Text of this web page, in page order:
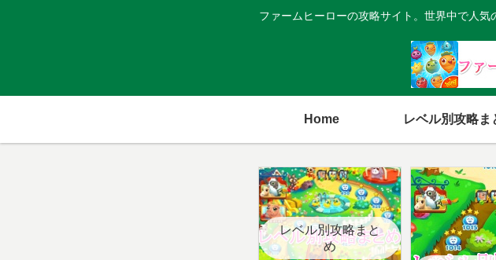
ファームヒーローの攻略サイト。世界中で人気
Home レベル別攻略ま
レベル別攻略まと
め